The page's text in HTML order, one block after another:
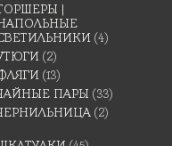
|
(4)
(2)
(13)
ПАРЫ (33)
(2)